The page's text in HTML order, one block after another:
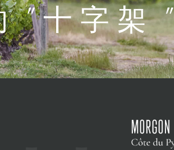
”十字架